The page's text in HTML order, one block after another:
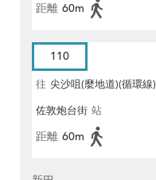
距離 60m
110
往 尖沙咀(麼地道)(循環線)
佐敦炮台街 站
距離 60m